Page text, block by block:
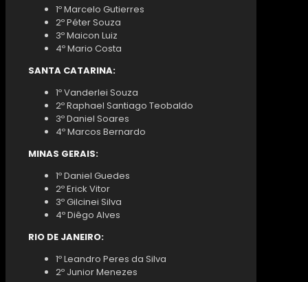
1º Marcelo Gutierres
2º Péter Souza
3º Maicon Luiz
4º Mario Costa
SANTA CATARINA:
1º Vanderlei Souza
2º Raphael Santiago Teobaldo
3º Daniel Soares
4º Marcos Bernardo
MINAS GERAIS:
1º Daniel Guedes
2º Erick Vitor
3º Gilcinei Silva
4º Diêgo Alves
RIO DE JANEIRO:
1º Leandro Peres da Silva
2º Junior Menezes